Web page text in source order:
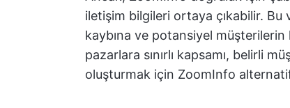
iletişim bilgileri ortaya çıkabilir. Bu
kaybına ve potansiyel
pazarlara sınırlı kapsamı, belirli
oluşturmak için ZoomInfo